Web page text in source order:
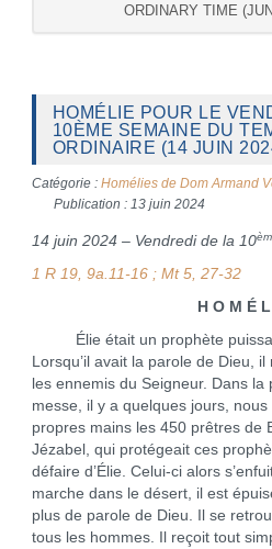
ORDINARY TIME
HOMÉLIE POUR LE
10ÈME SEMAINE DU
ORDINAIRE (14 JUIN
Catégorie : Homélies de Dom Armand
Publication : 13 juin 2024
14 juin 2024 – Vendredi de la 10
1 R 19, 9a.11-16 ; Mt 5, 27-32
H O M É
Élie était un prophète
Lorsqu’il avait la parole de Dieu,
les ennemis du Seigneur. Dans
messe, il y a quelques jours,
propres mains les 450 prêtres de
Jézabel, qui protégeait ces
défaire d’Élie. Celui-ci alors
marche dans le désert, il est
plus de parole de Dieu. Il se
tous les hommes. Il reçoit tout